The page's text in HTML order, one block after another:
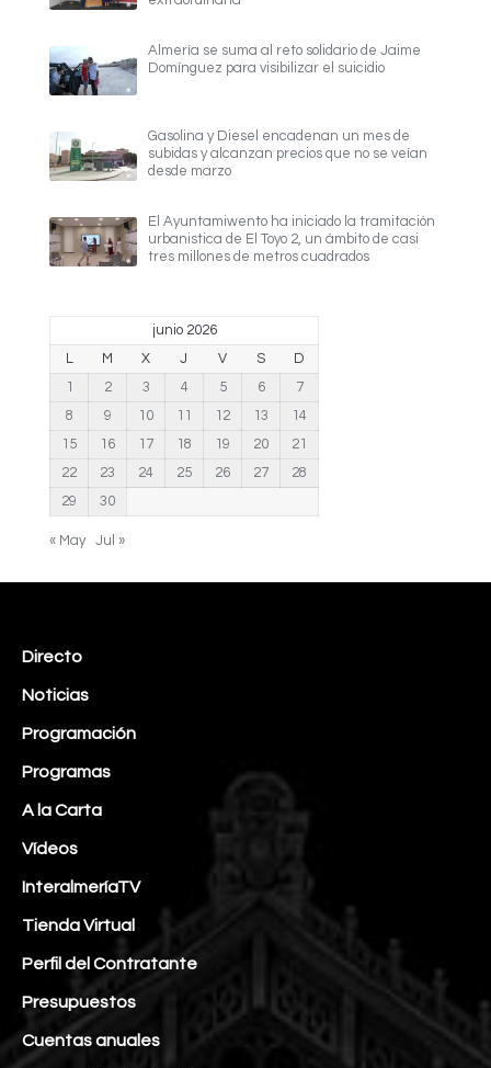
Almería se suma al reto solidario de Jaime
Domínguez para visibilizar el suicidio
Gasolina y Diesel encadenan un mes de
subidas y alcanzan precios que no se veían
desde marzo
El Ayuntamiwento ha iniciado la tramitación
urbanistica de El Toyo 2, un ámbito de casi
tres millones de metros cuadrados
junio 2026
L
M X J V S
D
1
2 3 4 5 6
7
8
9 10 11 12 13
14
15
16 17 18 19 20
21
22
23 24 25 26 27
28
29
30
« May Jul »
Directo
Noticias
Programación
Programas
A la Carta
Vídeos
InteralmeríaTV
Tienda Virtual
Perfil del Contratante
Presupuestos
Cuentas anuales